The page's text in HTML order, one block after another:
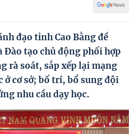
và doanh nghiệp dân tộc
sản
đạo tỉnh Cao Bằng đề
Đào tạo chủ động phối hợp
rà soát, sắp xếp lại mạng
cơ sở; bố trí, bổ sung đội
nhu cầu dạy học.